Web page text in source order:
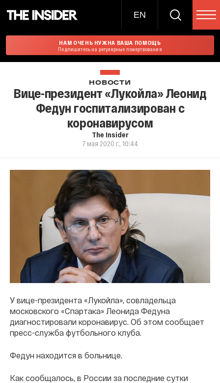
EN
НАМ ОЧЕНЬ НУЖНА ВАША ПОМОЩЬ
Подпишитесь на регулярные пожертвования
НОВОСТИ
Вице-президент «Лукойла» Леонид
Федун госпитализирован с
коронавирусом
The Insider
7 мая 2020 г., 10:44
У вице-президента «Лукойла», совладельца
московского «Спартака» Леонида Федуна
диагностировали коронавирус. Об этом сообщает
пресс-служба футбольного клуба.
Федун находится в больнице.
Как сообщалось, в России за последние сутки